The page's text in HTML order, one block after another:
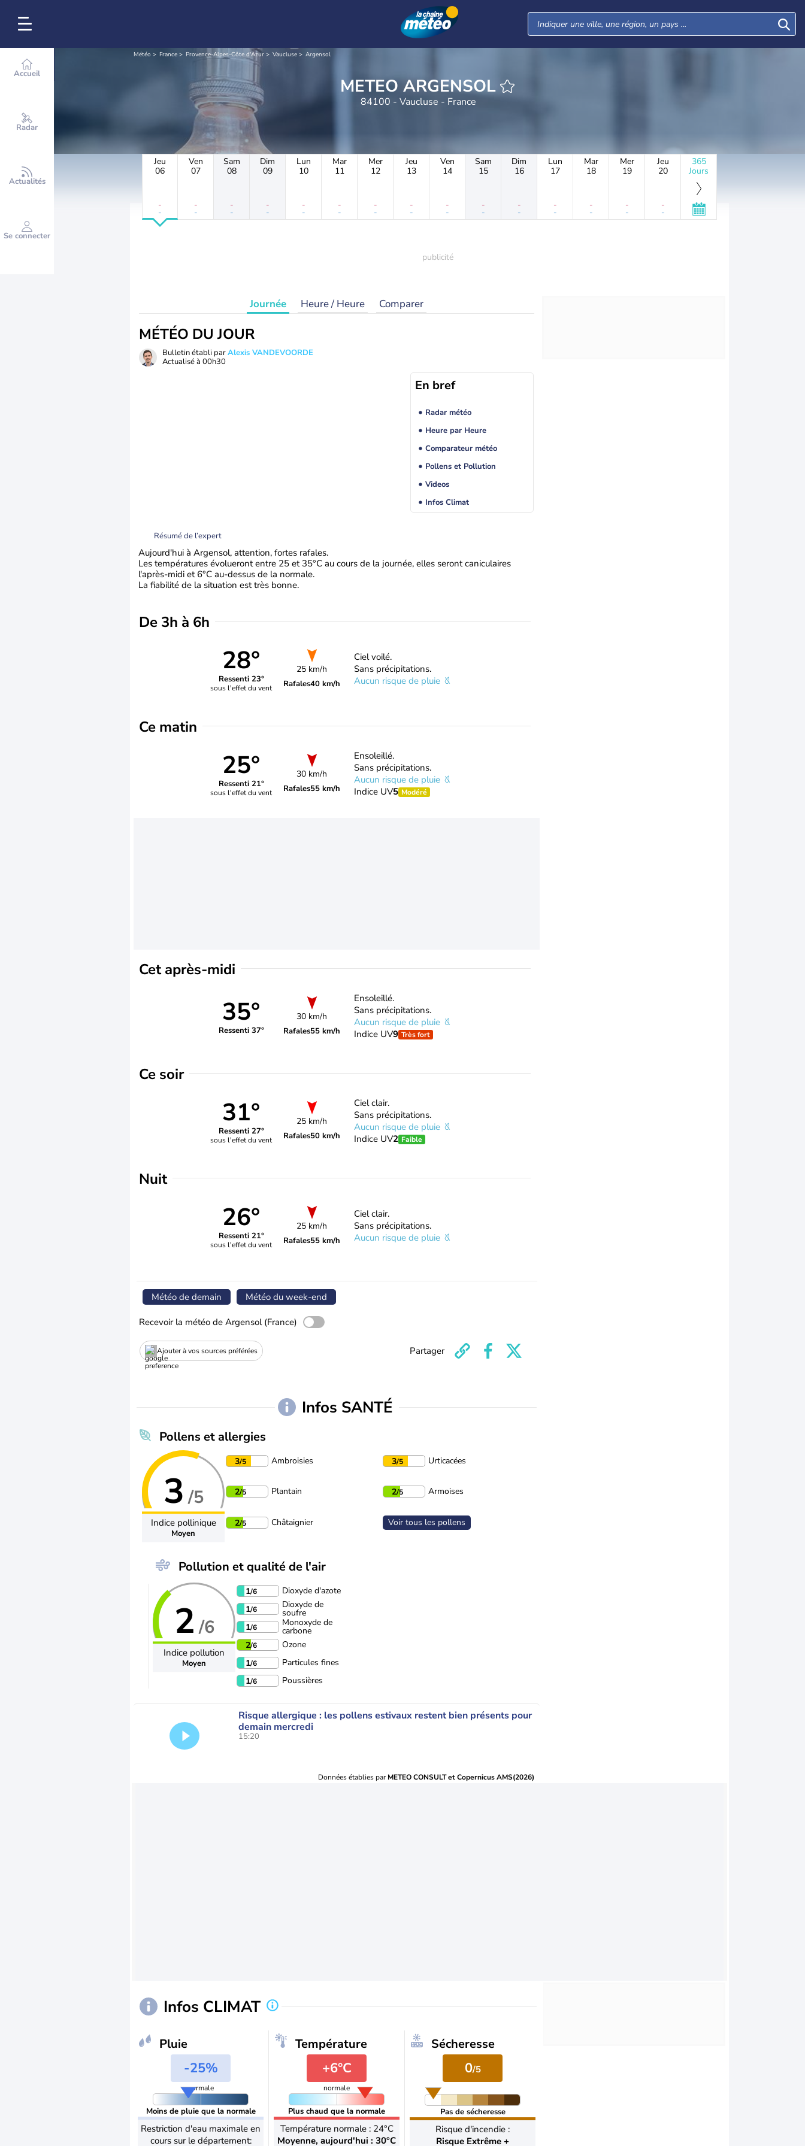
Accueil
Radar
Actualités
Se connecter
Météo France Provence-Alpes-Côte d'Azur Vaucluse Argensol
METEO ARGENSOL
84100 - Vaucluse - France
Jeu
06
-
-
Ven
07
-
-
Sam
08
-
-
Dim
09
-
-
Lun
10
-
-
Mar
11
-
-
Mer
12
-
-
Jeu
13
-
-
Ven
14
-
-
Sam
15
-
-
Dim
16
-
-
Lun
17
-
-
Mar
18
-
-
Mer
19
-
-
Jeu
20
-
-
365
Jours
Journée Heure / Heure Comparer
MÉTÉO DU JOUR
Bulletin établi parAlexis VANDEVOORDE
Actualisé à 00h30
En bref
Radar météo
Heure par Heure
Comparateur météo
Pollens et Pollution
Videos
Infos Climat
Résumé de l’expert
Aujourd'hui à Argensol, attention, fortes rafales.
Les températures évolueront entre 25 et 35°C au cours de la journée, elles seront caniculaires
l'après-midi et 6°C au-dessus de la normale.
La fiabilité de la situation est très bonne.
De 3h à 6h
28°
Ressenti 23°
sous l'effet du vent
25 km/h
Rafales40 km/h
Ciel voilé.
Sans précipitations.
Aucun risque de pluie
Ce matin
25°
Ressenti 21°
sous l'effet du vent
30 km/h
Rafales55 km/h
Ensoleillé.
Sans précipitations.
Aucun risque de pluie
Indice UV5 Modéré
Cet après-midi
35°
Ressenti 37°
30 km/h
Rafales55 km/h
Ensoleillé.
Sans précipitations.
Aucun risque de pluie
Indice UV9 Très fort
Ce soir
31°
Ressenti 27°
sous l'effet du vent
25 km/h
Rafales50 km/h
Ciel clair.
Sans précipitations.
Aucun risque de pluie
Indice UV2 Faible
Nuit
26°
Ressenti 21°
sous l'effet du vent
25 km/h
Rafales55 km/h
Ciel clair.
Sans précipitations.
Aucun risque de pluie
Météo de demain Météo du week-end
Recevoir la météo de Argensol (France)
Ajouter à vos sources préférées Partager
Infos SANTÉ
Pollens et allergies
3 /5
Indice pollinique
Moyen
3/5 Ambroisies 3/5 Urticacées
2/5 Plantain 2/5 Armoises
2/5 Châtaignier Voir tous les pollens
Pollution et qualité de l'air
2 /6
Indice pollution
Moyen
1/6
Dioxyde d'azote
1/6 Dioxyde de
soufre
1/6 Monoxyde de
carbone
2/6
Ozone
1/6
Particules fines
1/6 Poussières
Risque allergique : les pollens estivaux restent bien présents pour
demain mercredi
15:20
Données établies parMETEO CONSULT et Copernicus AMS(2026)
Infos CLIMAT
Pluie
-25%
normale
Moins de pluie que la normale
Restriction d'eau maximale en
cours sur le département:
Température
+6°C
normale
Plus chaud que la normale
Température normale : 24°C
Moyenne, aujourd'hui : 30°C
Sécheresse
0/5
Pas de sécheresse
Risque d'incendie :
Risque Extrême +